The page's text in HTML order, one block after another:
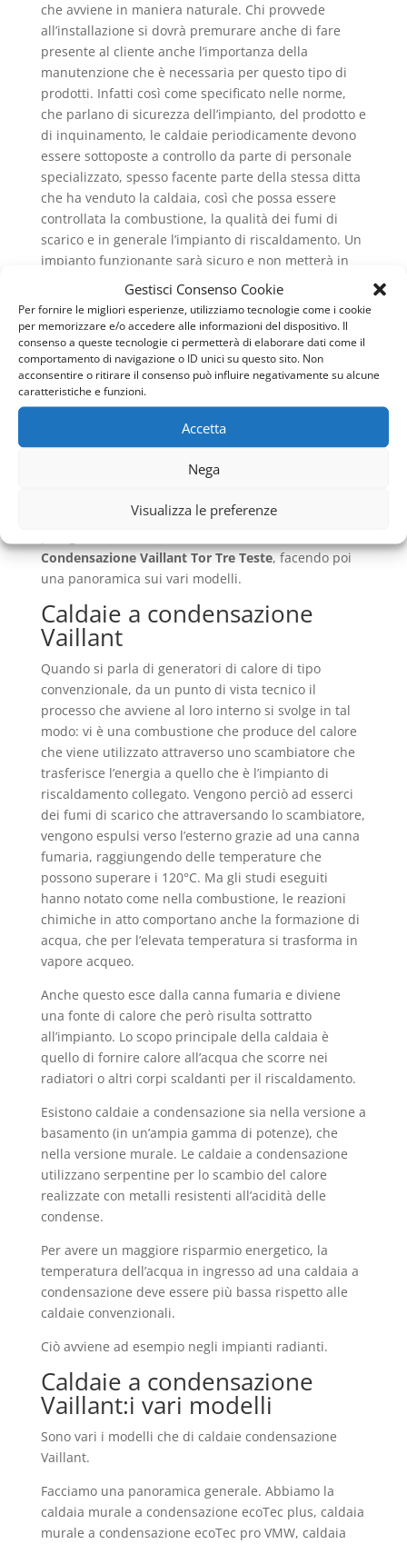
Gestisci Consenso Cookie
Per fornire le migliori esperienze, utilizziamo tecnologie come i cookie
per memorizzare e/o accedere alle informazioni del dispositivo. Il
consenso a queste tecnologie ci permetterà di elaborare dati come il
comportamento di navigazione o ID unici su questo sito. Non
acconsentire o ritirare il consenso può influire negativamente su alcune
caratteristiche e funzioni.
Accetta
Nega
Visualizza le preferenze
che avviene in maniera naturale. Chi provvede
all’installazione si dovrà premurare anche di fare
presente al cliente anche l’importanza della
manutenzione che è necessaria per questo tipo di
prodotti. Infatti così come specificato nelle norme,
che parlano di sicurezza dell’impianto, del prodotto e
di inquinamento, le caldaie periodicamente devono
essere sottoposte a controllo da parte di personale
specializzato, spesso facente parte della stessa ditta
che ha venduto la caldaia, così che possa essere
controllata la combustione, la qualità dei fumi di
scarico e in generale l’impianto di riscaldamento. Un
impianto funzionante sarà sicuro e non metterà in
pericolo chi abiti nell’ambiente domestico.
Una caldaia che abbia delle perdite e che sia poco
efficiente sarà davvero pericolosa e potrebbe
arrecare danni alla salute. Inoltre, un impianto che
sia a norma inquinerà molto meno rispetto ad uno
che non sia mai stato oggetto di manutenzione.
Infatti, non avendo sprechi e non dovendo alzare
continuamente la temperatura per problemi di
scarsa efficienza sarà possibile limitare il costo in
la produzione dell’acqua calda. Nel prossimo
Condensazione Vaillant Tor Tre Teste, facendo poi
una panoramica sui vari modelli.
Caldaie a condensazione
Vaillant
Quando si parla di generatori di calore di tipo
convenzionale, da un punto di vista tecnico il
processo che avviene al loro interno si svolge in tal
modo: vi è una combustione che produce del calore
che viene utilizzato attraverso uno scambiatore che
trasferisce l’energia a quello che è l’impianto di
riscaldamento collegato. Vengono perciò ad esserci
dei fumi di scarico che attraversando lo scambiatore,
vengono espulsi verso l’esterno grazie ad una canna
fumaria, raggiungendo delle temperature che
possono superare i 120°C. Ma gli studi eseguiti
hanno notato come nella combustione, le reazioni
chimiche in atto comportano anche la formazione di
acqua, che per l’elevata temperatura si trasforma in
vapore acqueo.
Anche questo esce dalla canna fumaria e diviene
una fonte di calore che però risulta sottratto
all’impianto. Lo scopo principale della caldaia è
quello di fornire calore all’acqua che scorre nei
radiatori o altri corpi scaldanti per il riscaldamento.
Esistono caldaie a condensazione sia nella versione a
basamento (in un’ampia gamma di potenze), che
nella versione murale. Le caldaie a condensazione
utilizzano serpentine per lo scambio del calore
realizzate con metalli resistenti all’acidità delle
condense.
Per avere un maggiore risparmio energetico, la
temperatura dell’acqua in ingresso ad una caldaia a
condensazione deve essere più bassa rispetto alle
caldaie convenzionali.
Ciò avviene ad esempio negli impianti radianti.
Caldaie a condensazione
Vaillant:i vari modelli
Sono vari i modelli che di caldaie condensazione
Vaillant.
Facciamo una panoramica generale. Abbiamo la
caldaia murale a condensazione ecoTec plus, caldaia
murale a condensazione ecoTec pro VMW, caldaia